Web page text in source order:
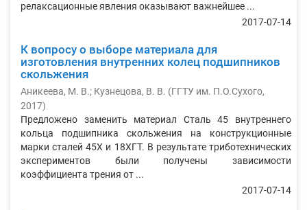
релаксационные явления оказывают важнейшее ...
2017-07-14
К вопросу о выборе материала для
изготовления внутренних колец подшипников
скольжения
Аникеева, М. В.; Кузнецова, В. В. (ГГТУ им. П.О.Сухого,
2017)
Предложено заменить материал Сталь 45 внутреннего
кольца подшипника скольжения на конструкционные
марки сталей 45Х и 18ХГТ. В результате триботехнических
экспериментов были получены зависимости
коэффициента трения от ...
2017-07-14